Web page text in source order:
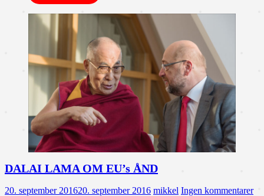
DALAI LAMA OM EU’s ÅND
20. september 201620. september 2016 mikkel Ingen kommentarer